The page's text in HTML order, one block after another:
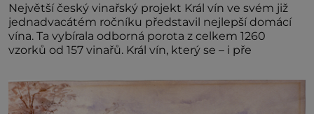
Největší český vinařský projekt Král vín ve svém již
jednadvacátém ročníku představil nejlepší domácí
vína. Ta vybírala odborná porota z celkem 1260
vzorků od 157 vinařů. Král vín, který se – i pře